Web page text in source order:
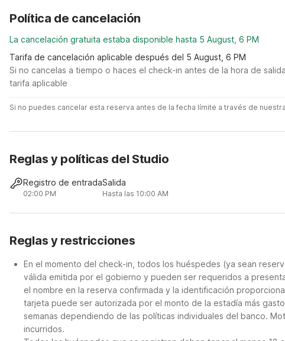
Política de cancelación
La cancelación gratuita estaba disponible hasta 5 August, 6 PM
Tarifa de cancelación aplicable después del 5 August, 6 PM
Si no cancelas a tiempo o haces el check-in antes de la hora de
tarifa aplicable
Si no puedes cancelar esta reserva antes de la fecha límite a través de
Reglas y políticas del Studio
Registro de entrada
02:00 PM
Salida
Hasta las 10:00 AM
Reglas y restricciones
En el momento del check-in, todos los huéspedes (ya sean
válida emitida por el gobierno y pueden ser requeridos a
el nombre en la reserva confirmada y la identificación
tarjeta puede ser autorizada por el monto de la estadía más
semanas dependiendo de las políticas individuales del banco.
incurridos.